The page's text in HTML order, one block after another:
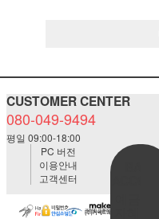
CUSTOMER CENTER
080-049-9494
평일 09:00-18:00
PC 버전
이용안내
고객센터